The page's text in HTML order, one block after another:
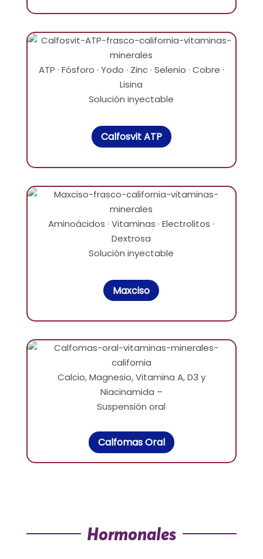
ATP · Fósforo · Yodo · Zinc · Selenio · Cobre ·
Lisina
Solución inyectable
Calfosvit ATP
Aminoácidos · Vitaminas · Electrolitos ·
Dextrosa
Solución inyectable
Maxciso
Calcio, Magnesio, Vitamina A, D3 y
Niacinamida –
Suspensión oral
Calfomas Oral
Hormonales